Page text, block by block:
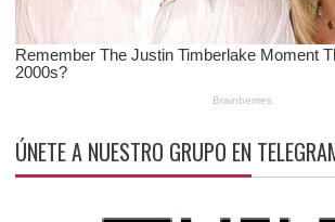
ÚNETE A NUESTRO GRUPO EN